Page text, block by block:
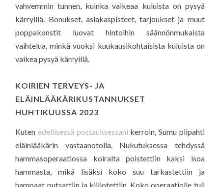
vahvemmin tunnen, kuinka vaikeaa kuluista on pysyä
kärryillä. Bonukset, asiakaspisteet, tarjoukset ja muut
poppakonstit luovat hintoihin säännönmukaista
vaihtelua, minkä vuoksi kuukausikohtaisista kuluista on
vaikea pysyä kärryillä.
KOIRIEN TERVEYS- JA
ELÄINLÄÄKÄRIKUSTANNUKSET
HUHTIKUUSSA 2023
Kuten edellisessä postauksessani kerroin, Sumu piipahti
eläinlääkärin vastaanotolla. Nukutuksessa tehdyssä
hammasoperaatiossa koiralta poistettiin kaksi isoa
hammasta, mikä lisäksi koko suu tarkastettiin ja
hampaat putsattiin ja kiillotettiin. Koko operaatiolle tuli